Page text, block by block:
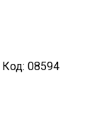
Код: 08594